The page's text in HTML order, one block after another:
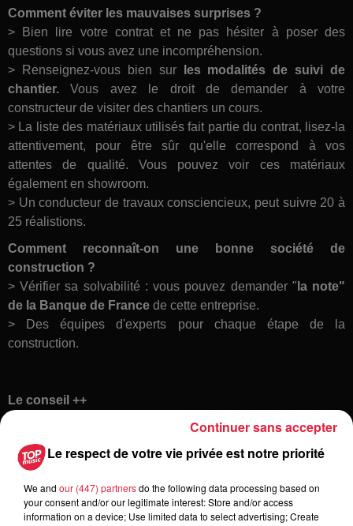
Comment éviter les mauvaises surprises ?
> Bien lire votre contrat et ne pas hésiter à poser des
questions si vous avez une incompréhension.
> Renseignez-vous bien sur
les modalités de suivi de
chantier. Vous avez le droit de demander à votre
constructeur de visiter des chantiers un cours.
> La liste des matériaux utilisés fait partie du contrat, lisez-la
attentivement, pour être sûr qu'elle correspond à vos
attentes de qualité. Vous pouvez voir ces matériaux
également en showroom.
> Un conducteur de travaux consciencieux, peut suivre 20 à
25 réalistions.
Comment reconnaît-on une bonne société de
construction ?
> Vérifier sa solvabilité : vous pouvez demander " la note"
de la Banque de France de cette entreprise.
> Des équipes d'experts pour chaque étape de la
construction.
Le conseil ++
devance les nouvelles réglementations valorise votre
patrimoine.
Retrouvez IGLOO on Air sur leur page Facebook
Le respect de votre vie privée est notre priorité
We and our (447) partnersdo the following data processing based on
your consent and/or our legitimate interest: Store and/or access
information on a device; Use limited data to select advertising; Create
Continuer sans accepter